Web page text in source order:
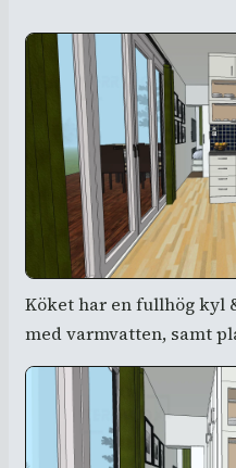
Köket har en fullhög kyl
med varmvatten, samt